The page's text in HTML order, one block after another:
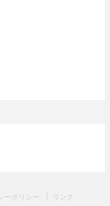
ーポリシー リンク